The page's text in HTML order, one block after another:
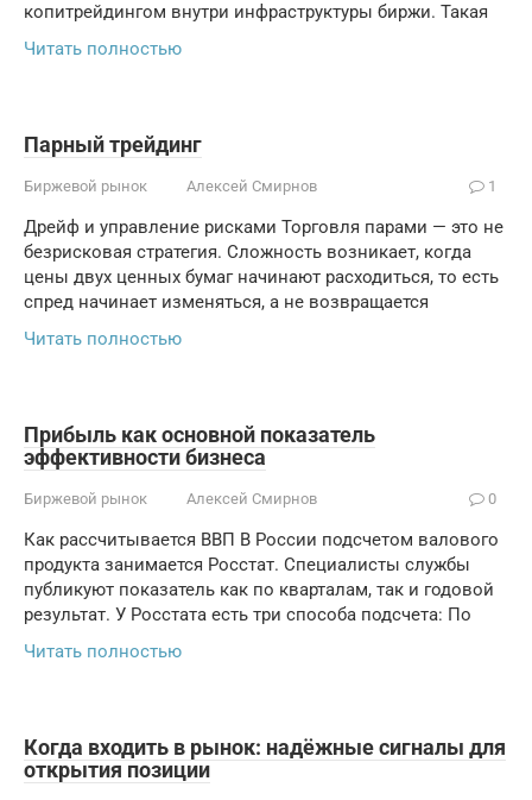
копитрейдингом внутри инфраструктуры биржи. Такая
Читать полностью
Парный трейдинг
Биржевой рынок Алексей Смирнов 1
Дрейф и управление рисками Торговля парами — это не
безрисковая стратегия. Сложность возникает, когда
цены двух ценных бумаг начинают расходиться, то есть
спред начинает изменяться, а не возвращается
Читать полностью
Прибыль как основной показатель
эффективности бизнеса
Биржевой рынок Алексей Смирнов 0
Как рассчитывается ВВП В России подсчетом валового
продукта занимается Росстат. Специалисты службы
публикуют показатель как по кварталам, так и годовой
результат. У Росстата есть три способа подсчета: По
Читать полностью
Когда входить в рынок: надёжные сигналы для
открытия позиции